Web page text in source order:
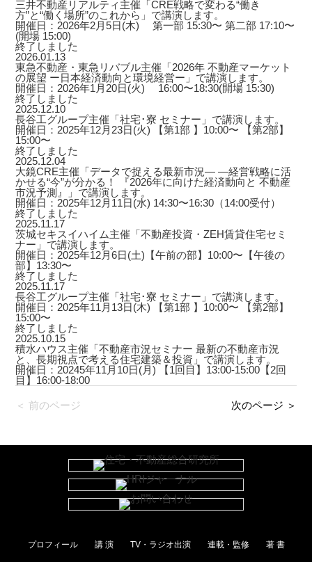
三井不動産リアルティ主催「CRE戦略で変わる“働き
方”と“働く場所”のこれから」で講演します。
開催日：2026年2月5日(木) 第一部 15:30〜 第二部 17:10〜
(開場 15:00)
終了しました
2026.01.13
東急不動産・東急リバブル主催「2026年 不動産マーケット
の展望 ー日本経済動向と環境経営ー」で講演します。
開催日：2026年1月20日(火) 16:00〜18:30(開場 15:30)
終了しました
2025.12.10
長谷工グループ主催「社宅･寮 セミナー」で講演します。
開催日：2025年12月23日(火) 【第1部 】10:00〜 【第2部】
15:00〜
終了しました
2025.12.04
大鏡CRE主催「データで捉える最新市況― ―経営戦略に活
かせる“今”が分かる！ 『2026年に向けた経済動向と 不動産
市況予測』」で講演します。
開催日：2025年12月11日(水) 14:30〜16:30（14:00受付）
終了しました
2025.11.17
茨城セキスイハイム主催「不動産投資・ZEH賃貸住宅セミ
ナー」で講演します。
開催日：2025年12月6日(土)【午前の部】10:00〜【午後の
部】13:30〜
終了しました
2025.11.17
長谷工グループ主催「社宅･寮 セミナー」で講演します。
開催日：2025年11月13日(木) 【第1部 】10:00〜 【第2部】
15:00〜
終了しました
2025.10.15
積水ハウス主催「不動産市況セミナー 最新の不動産市況
と、長期視点で考える住宅建築＆投資」で講演します。
開催日：20245年11月10日(月) 【1回目】13:00-15:00【2回
目】16:00-18:00
＜ 前のページ 次のページ ＞
プロフィール 講 演 TV・ラジオ出演 連載・監修 著 書